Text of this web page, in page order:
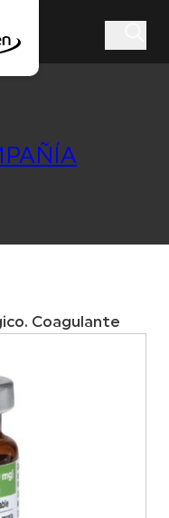
Coagulante